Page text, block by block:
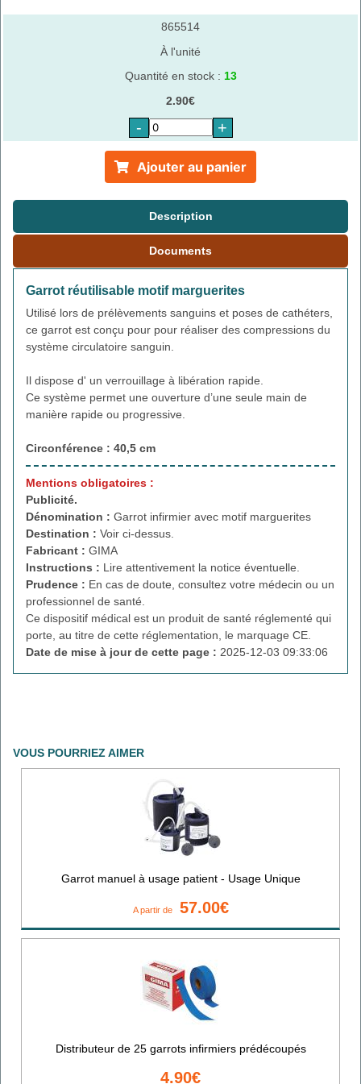
865514
À l'unité
Quantité en stock : 13
2.90€
- +
Ajouter au panier
Description
Documents
Garrot réutilisable motif marguerites
Utilisé lors de prélèvements sanguins et poses de cathéters,
ce garrot est conçu pour pour réaliser des compressions du
système circulatoire sanguin.
Il dispose d' un verrouillage à libération rapide.
Ce système permet une ouverture d’une seule main de
manière rapide ou progressive.
Circonférence : 40,5 cm
Mentions obligatoires :
Publicité.
Dénomination : Garrot infirmier avec motif marguerites
Destination : Voir ci-dessus.
Fabricant : GIMA
Instructions : Lire attentivement la notice éventuelle.
Prudence : En cas de doute, consultez votre médecin ou un
professionnel de santé.
Ce dispositif médical est un produit de santé réglementé qui
porte, au titre de cette réglementation, le marquage CE.
Date de mise à jour de cette page : 2025-12-03 09:33:06
VOUS POURRIEZ AIMER
Garrot manuel à usage patient - Usage Unique
A partir de 57.00€
Distributeur de 25 garrots infirmiers prédécoupés
4.90€